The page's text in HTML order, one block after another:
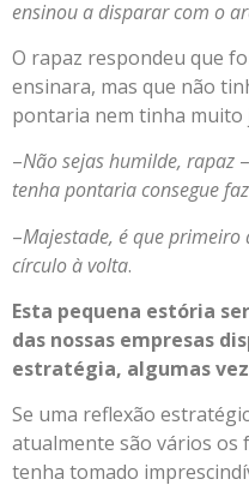
ensinou a disparar com o
O rapaz respondeu que
ensinara, mas que não
pontaria nem tinha muito
–Não sejas humilde, rapaz
tenha pontaria consegue
–Majestade, é que primeiro
círculo à volta.
Esta pequena estória
das nossas empresas
estratégia, algumas
Se uma reflexão
atualmente são vários os
tenha tomado